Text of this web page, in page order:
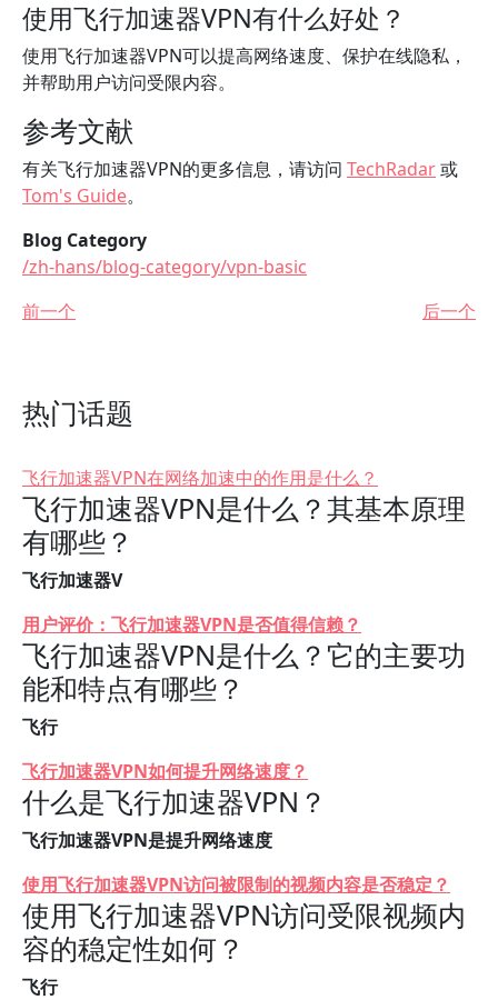
使用飞行加速器VPN有什么好处？
使用飞行加速器VPN可以提高网络速度、保护在线隐私，
并帮助用户访问受限内容。
参考文献
有关飞行加速器VPN的更多信息，请访问 TechRadar或
Tom's Guide。
Blog Category
/zh-hans/blog-category/vpn-basic
前一个
后一个
热门话题
飞行加速器VPN在网络加速中的作用是什么？
飞行加速器VPN是什么？其基本原理
有哪些？
飞行加速器V
用户评价：飞行加速器VPN是否值得信赖？
飞行加速器VPN是什么？它的主要功
能和特点有哪些？
飞行
飞行加速器VPN如何提升网络速度？
什么是飞行加速器VPN？
飞行加速器VPN是提升网络速度
使用飞行加速器VPN访问被限制的视频内容是否稳定？
使用飞行加速器VPN访问受限视频内
容的稳定性如何？
飞行